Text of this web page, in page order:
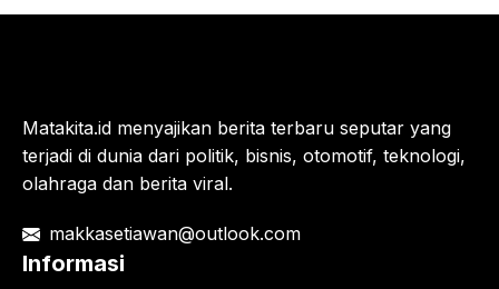
Matakita.id menyajikan berita terbaru seputar yang
terjadi di dunia dari politik, bisnis, otomotif, teknologi,
olahraga dan berita viral.
makkasetiawan@outlook.com
Informasi